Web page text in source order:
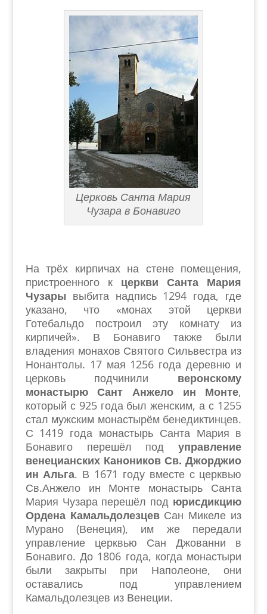
Церковь Санта Мария
Чузара в Бонавиго
На трёх кирпичах на стене помещения,
пристроенного кцеркви Санта Мария
Чузары выбита надпись 1294 года, где
указано, что «монах этой церкви
Готебальдо построил эту комнату из
кирпичей». В Бонавиго также были
владения монахов Святого Сильвестра из
Нонантолы. 17 мая 1256 года деревню и
церковь подчинили веронскому
монастырю Сант Анжело ин Монте,
который с 925 года был женским, а с 1255
стал мужским монастырём бенедиктинцев.
С 1419 года монастырь Санта Мария в
Бонавиго перешёл подуправление
венецианских Каноников Св. Джорджио
ин Альга. В 1671 году вместе с церквью
Св.Анжело ин Монте монастырь Санта
Мария Чузара перешёл под юрисдикцию
Ордена КамальдолезцевСан Микеле из
Мурано (Венеция), им же передали
управление церквью Сан Джованни в
Бонавиго. До 1806 года, когда монастыри
были закрыты при Наполеоне, они
оставались под управлением
Камальдолезцев из Венеции.